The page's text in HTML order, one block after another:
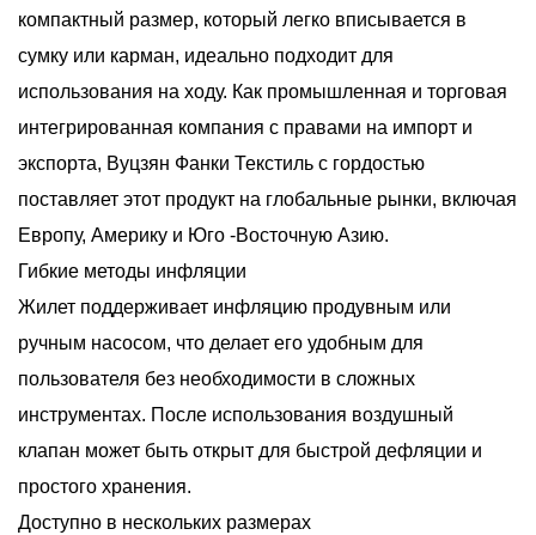
компактный размер, который легко вписывается в
сумку или карман, идеально подходит для
использования на ходу. Как промышленная и торговая
интегрированная компания с правами на импорт и
экспорта, Вуцзян Фанки Текстиль с гордостью
поставляет этот продукт на глобальные рынки, включая
Европу, Америку и Юго -Восточную Азию.
Гибкие методы инфляции
Жилет поддерживает инфляцию продувным или
ручным насосом, что делает его удобным для
пользователя без необходимости в сложных
инструментах. После использования воздушный
клапан может быть открыт для быстрой дефляции и
простого хранения.
Доступно в нескольких размерах